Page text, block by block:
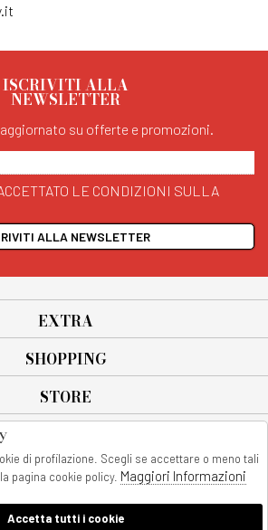
ISCRIVITI ALLA
NEWSLETTER
su offerte e promozioni.
LE CONDIZIONI SULLA
ALLA NEWSLETTER
EXTRA
SHOPPING
STORE
2026
Legale: Corso Vittorio Emanuele 90/A - 80053
- Italia
di profilazione. Scegli se accettare o meno tali
pagina cookie policy. Maggiori Informazioni
Accetta tutti i cookie